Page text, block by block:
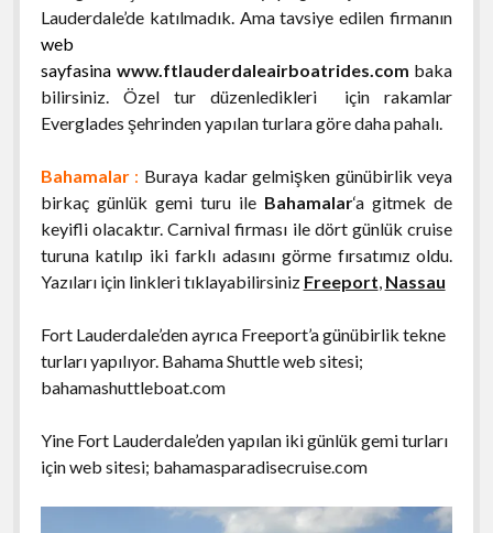
Lauderdale’de katılmadık. Ama tavsiye edilen firmanın
web
sayfasina www.ftlauderdaleairboatrides.com baka
bilirsiniz. Özel tur düzenledikleri için rakamlar
Everglades şehrinden yapılan turlara göre daha pahalı.
Bahamalar: Buraya kadar gelmişken günübirlik veya
birkaç günlük gemi turu ile Bahamalar‘a gitmek de
keyifli olacaktır. Carnival firması ile dört günlük cruise
turuna katılıp iki farklı adasını görme fırsatımız oldu.
Yazıları için linkleri tıklayabilirsiniz Freeport, Nassau
Fort Lauderdale’den ayrıca Freeport’a günübirlik tekne
turları yapılıyor. Bahama Shuttle web sitesi;
bahamashuttleboat.com
Yine Fort Lauderdale’den yapılan iki günlük gemi turları
için web sitesi; bahamasparadisecruise.com